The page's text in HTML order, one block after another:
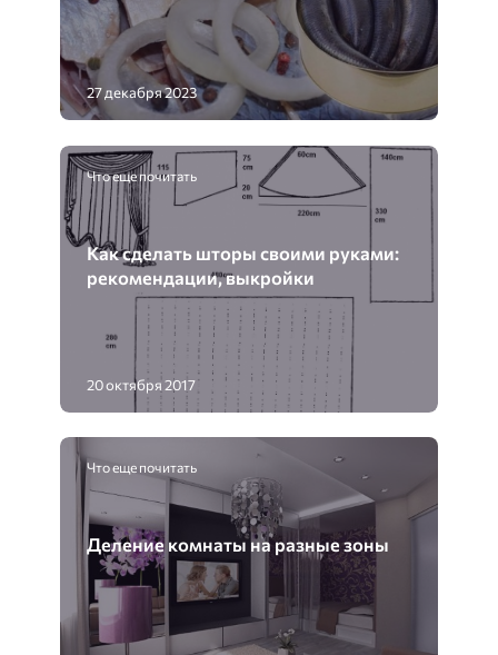
27 декабря 2023
Что еще почитать
Как сделать шторы своими руками:
рекомендации, выкройки
20 октября 2017
Что еще почитать
Деление комнаты на разные зоны